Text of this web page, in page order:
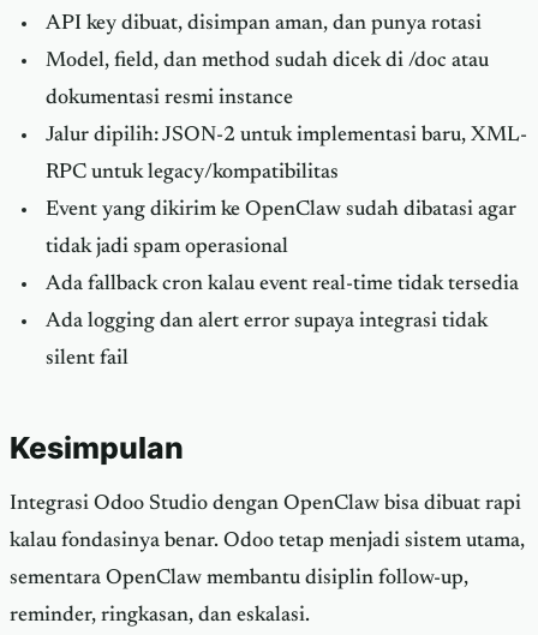
API key dibuat, disimpan aman, dan punya rotasi
Model, field, dan method sudah dicek di /doc atau
dokumentasi resmi instance
Jalur dipilih: JSON-2 untuk implementasi baru, XML-
RPC untuk legacy/kompatibilitas
Event yang dikirim ke OpenClaw sudah dibatasi agar
tidak jadi spam operasional
Ada fallback cron kalau event real-time tidak tersedia
Ada logging dan alert error supaya integrasi tidak
silent fail
Kesimpulan
Integrasi Odoo Studio dengan OpenClaw bisa dibuat rapi
kalau fondasinya benar. Odoo tetap menjadi sistem utama,
sementara OpenClaw membantu disiplin follow-up,
reminder, ringkasan, dan eskalasi.